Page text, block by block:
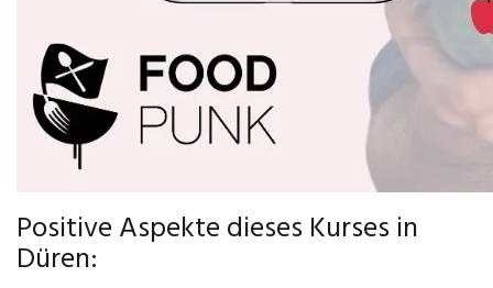
Positive Aspekte dieses Kurses in
Düren: